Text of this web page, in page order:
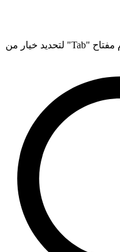
ابدأ الكتابة في مربع البحث، ثم استخدِم مفتاح "Tab" لتحديد خيار من